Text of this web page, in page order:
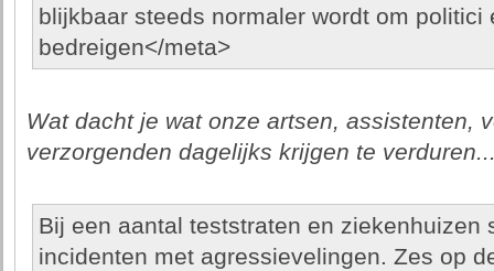
blijkbaar steeds normaler wordt om politici
bedreigen</meta>
Wat dacht je wat onze artsen, assistenten,
verzorgenden dagelijks krijgen te
Bij een aantal teststraten en ziekenhuizen
incidenten met agressievelingen. Zes op